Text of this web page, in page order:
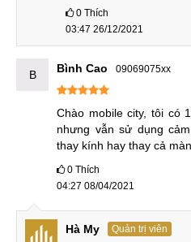
chuyên dùng. Vệ sinh lớp
Sau đó kỹ thuật viên gặp
trong khoảng 20 phút.
Ép kính
B4: Lắp ráp & kiểm tra
Kỹ thuật viên tiến hành lắp
trước đó. Vệ sinh sạch sẽ
sinh máy. Kỹ thuật viên kiểm
0 Thích
03:47 26/12/2021
B Bình Cao 09069075xx
Chào mobile city, tôi có
nhưng vẫn sử dụng
thay kính hay thay cả
0 Thích
04:27 08/04/2021
Hà My Quản trị viên